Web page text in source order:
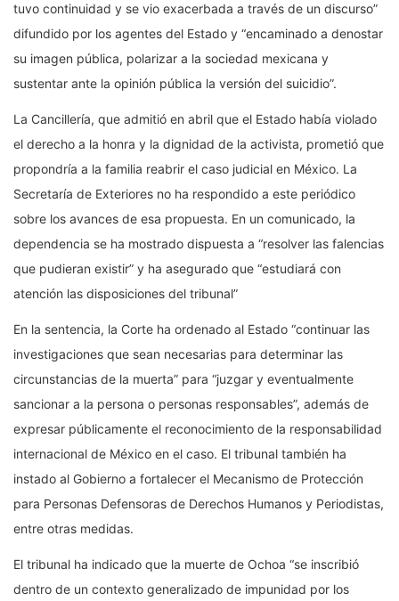
tuvo continuidad y se vio exacerbada a través de un discurso”
difundido por los agentes del Estado y “encaminado a denostar
su imagen pública, polarizar a la sociedad mexicana y
sustentar ante la opinión pública la versión del suicidio”.
La Cancillería, que admitió en abril que el Estado había violado
el derecho a la honra y la dignidad de la activista, prometió que
propondría a la familia reabrir el caso judicial en México. La
Secretaría de Exteriores no ha respondido a este periódico
sobre los avances de esa propuesta. En un comunicado, la
dependencia se ha mostrado dispuesta a “resolver las falencias
que pudieran existir” y ha asegurado que “estudiará con
atención las disposiciones del tribunal”
En la sentencia, la Corte ha ordenado al Estado “continuar las
investigaciones que sean necesarias para determinar las
circunstancias de la muerta” para “juzgar y eventualmente
sancionar a la persona o personas responsables”, además de
expresar públicamente el reconocimiento de la responsabilidad
internacional de México en el caso. El tribunal también ha
instado al Gobierno a fortalecer el Mecanismo de Protección
para Personas Defensoras de Derechos Humanos y Periodistas,
entre otras medidas.
El tribunal ha indicado que la muerte de Ochoa “se inscribió
dentro de un contexto generalizado de impunidad por los